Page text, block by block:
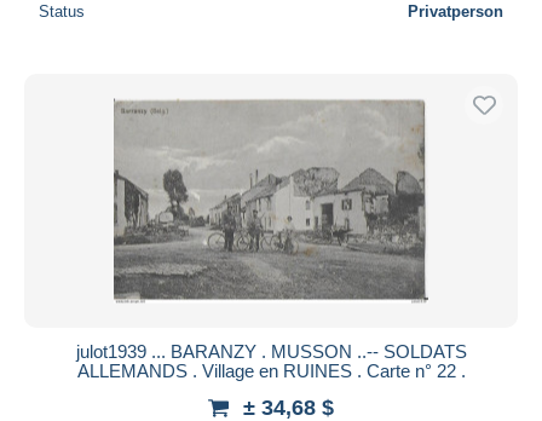
Status Privatperson
julot1939 ... BARANZY . MUSSON ..-- SOLDATS
ALLEMANDS . Village en RUINES . Carte n° 22 .
± 34,68 $